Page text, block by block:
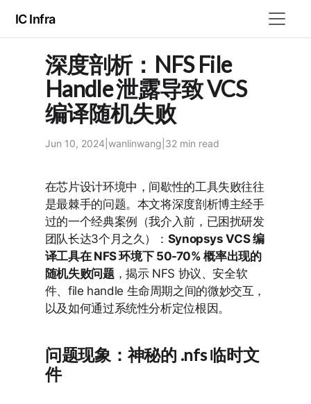
IC Infra
深度剖析：NFS File
Handle 泄露导致 VCS
编译随机失败
Jun 10, 2024 wanlinwang 32 min read
在芯片设计环境中，间歇性的工具失败往往
是最棘手的问题。本文将深度剖析博主经手
过的一个经典案例（我介入前，已困扰研发
团队长达3个月之久）： Synopsys VCS 编
译工具在 NFS 环境下 50-70% 概率出现的
随机失败问题，揭示 NFS 协议、安全软
件、file handle 生命周期之间的微妙交互，
以及如何通过系统性分析定位根因。
问题现象：神秘的 .nfs 临时文
件